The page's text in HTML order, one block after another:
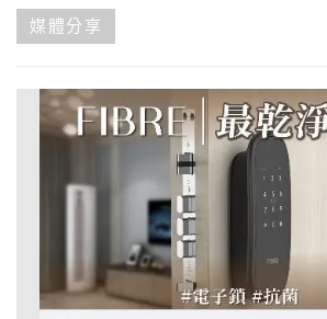
媒體分享